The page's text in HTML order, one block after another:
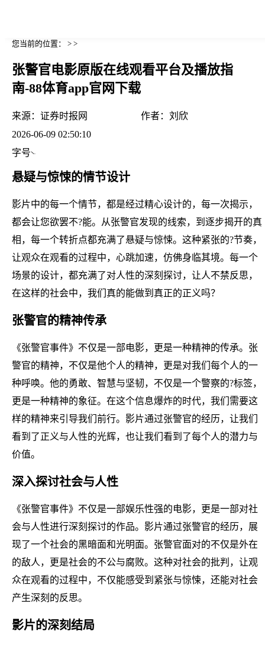
您当前的位置： > >
张警官电影原版在线观看平台及播放指
南-88体育app官网下载
来源： 证券时报网 作者： 刘欣
2026-06-09 02:50:10
字号
悬疑与惊悚的情节设计
影片中的每一个情节，都是经过精心设计的，每一次揭示，
都会让您欲罢不?能。从张警官发现的线索，到逐步揭开的真
相，每一个转折点都充满了悬疑与惊悚。这种紧张的?节奏，
让观众在观看的过程中，心跳加速，仿佛身临其境。每一个
场景的设计，都充满了对人性的深刻探讨，让人不禁反思，
在这样的社会中，我们真的能做到真正的正义吗？
张警官的精神传承
《张警官事件》不仅是一部电影，更是一种精神的传承。张
警官的精神，不仅是他个人的精神，更是对我们每个人的一
种呼唤。他的勇敢、智慧与坚韧，不仅是一个警察的?标签，
更是一种精神的象征。在这个信息爆炸的时代，我们需要这
样的精神来引导我们前行。影片通过张警官的经历，让我们
看到了正义与人性的光辉，也让我们看到了每个人的潜力与
价值。
深入探讨社会与人性
《张警官事件》不仅是一部娱乐性强的电影，更是一部对社
会与人性进行深刻探讨的作品。影片通过张警官的经历，展
现了一个社会的黑暗面和光明面。张警官面对的不仅是外在
的敌人，更是社会的不公与腐败。这种对社会的批判，让观
众在观看的过程中，不仅能感受到紧张与惊悚，还能对社会
产生深刻的反思。
影片的深刻结局